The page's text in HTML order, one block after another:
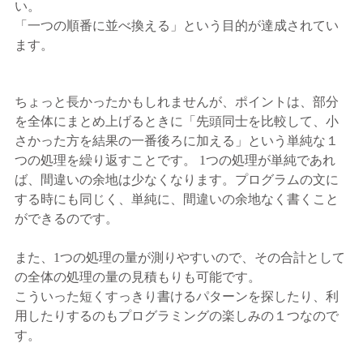
い。
「一つの順番に並べ換える」という目的が達成されてい
ます。
ちょっと長かったかもしれませんが、ポイントは、部分
を全体にまとめ上げるときに「先頭同士を比較して、小
さかった方を結果の一番後ろに加える」という単純な１
つの処理を繰り返すことです。 1つの処理が単純であれ
ば、間違いの余地は少なくなります。プログラムの文に
する時にも同じく、単純に、間違いの余地なく書くこと
ができるのです。
また、1つの処理の量が測りやすいので、その合計として
の全体の処理の量の見積もりも可能です。
こういった短くすっきり書けるパターンを探したり、利
用したりするのもプログラミングの楽しみの１つなので
す。